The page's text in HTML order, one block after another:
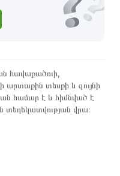
հավաքածուի,
տեսքի և գույնի
համար է և հիմնված է
վրա։